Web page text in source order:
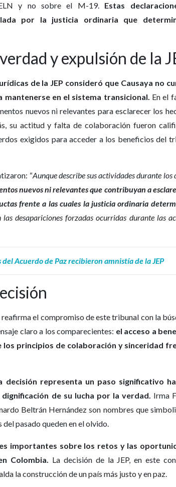
y no sobre el M-19. Estas
por la justicia ordinaria que
y expulsión de la
de la JEP consideró que Causaya no
en el sistema transicional. En el
nuevos ni relevantes para esclarecer los
su actitud y falta de colaboración fueron
exigidos para acceder a los beneficios del
“Aunque describe sus actividades durante los
nuevos ni relevantes que contribuyan a
frente a las cuales la justicia ordinaria
desapariciones forzadas ocurridas durante las
Acuerdo de Paz recibieron amnistía de la JEP
reafirma el compromiso de este tribunal con la
claro a los comparecientes: el acceso a
principios de colaboración y sinceridad
decisión representa un paso significativo
de su lucha por la verdad. Irma
Beltrán Hernández son nombres que
pasado queden en el olvido.
importantes sobre los retos y las
Colombia. La decisión de la JEP, en este
la construcción de un país más justo y en paz.